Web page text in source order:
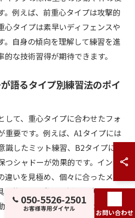
。例えば、前重心タイプは攻撃的
心タイプは素早いディフェンスや
。自身の傾向を理解して練習を進
な技術習得が期待できます。
語るタイプ別練習法のポイ
して、重心タイプに合わせたフォ
重要です。例えば、A1タイプには
したミット練習、B2タイプには
つシャドーが効果的です。インス
違いを見極め、個々に合ったメニ
体的には、動画分析や逐次フィー
きのクセを修正することが成長の
050-5526-2501
お客様専用ダイヤル お問い合わせ